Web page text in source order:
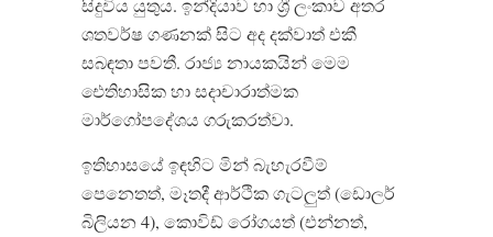
සිදුවිය යුතුය. ඉන්දියාව හා ශ්‍රී ලංකාව අතර
ශතවර්ෂ ගණනක් සිට අද දක්වාත් එකී
සබඳතා පවතී. රාජ්‍ය නායකයින්මෙම
ඓතිහාසිකහාසදාචාරාත්මක
මාර්ගෝපදේශය ගරුකරත්වා.
ඉතිහාසයේඉඳහිට මින්බැහැරවීම්
පෙනෙතත්, මෑතදීආර්ථිකගැටලුත්(ඩොලර්
බිලියන 4), කොවිඩ්රෝගයත්(එන්නත්,